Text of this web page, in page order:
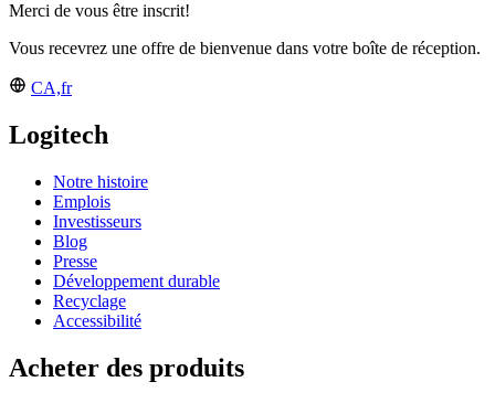
Merci de vous être inscrit!
Vous recevrez une offre de bienvenue dans votre boîte de réception.
CA,fr
Logitech
Notre histoire
Emplois
Investisseurs
Blog
Presse
Développement durable
Recyclage
Accessibilité
Acheter des produits